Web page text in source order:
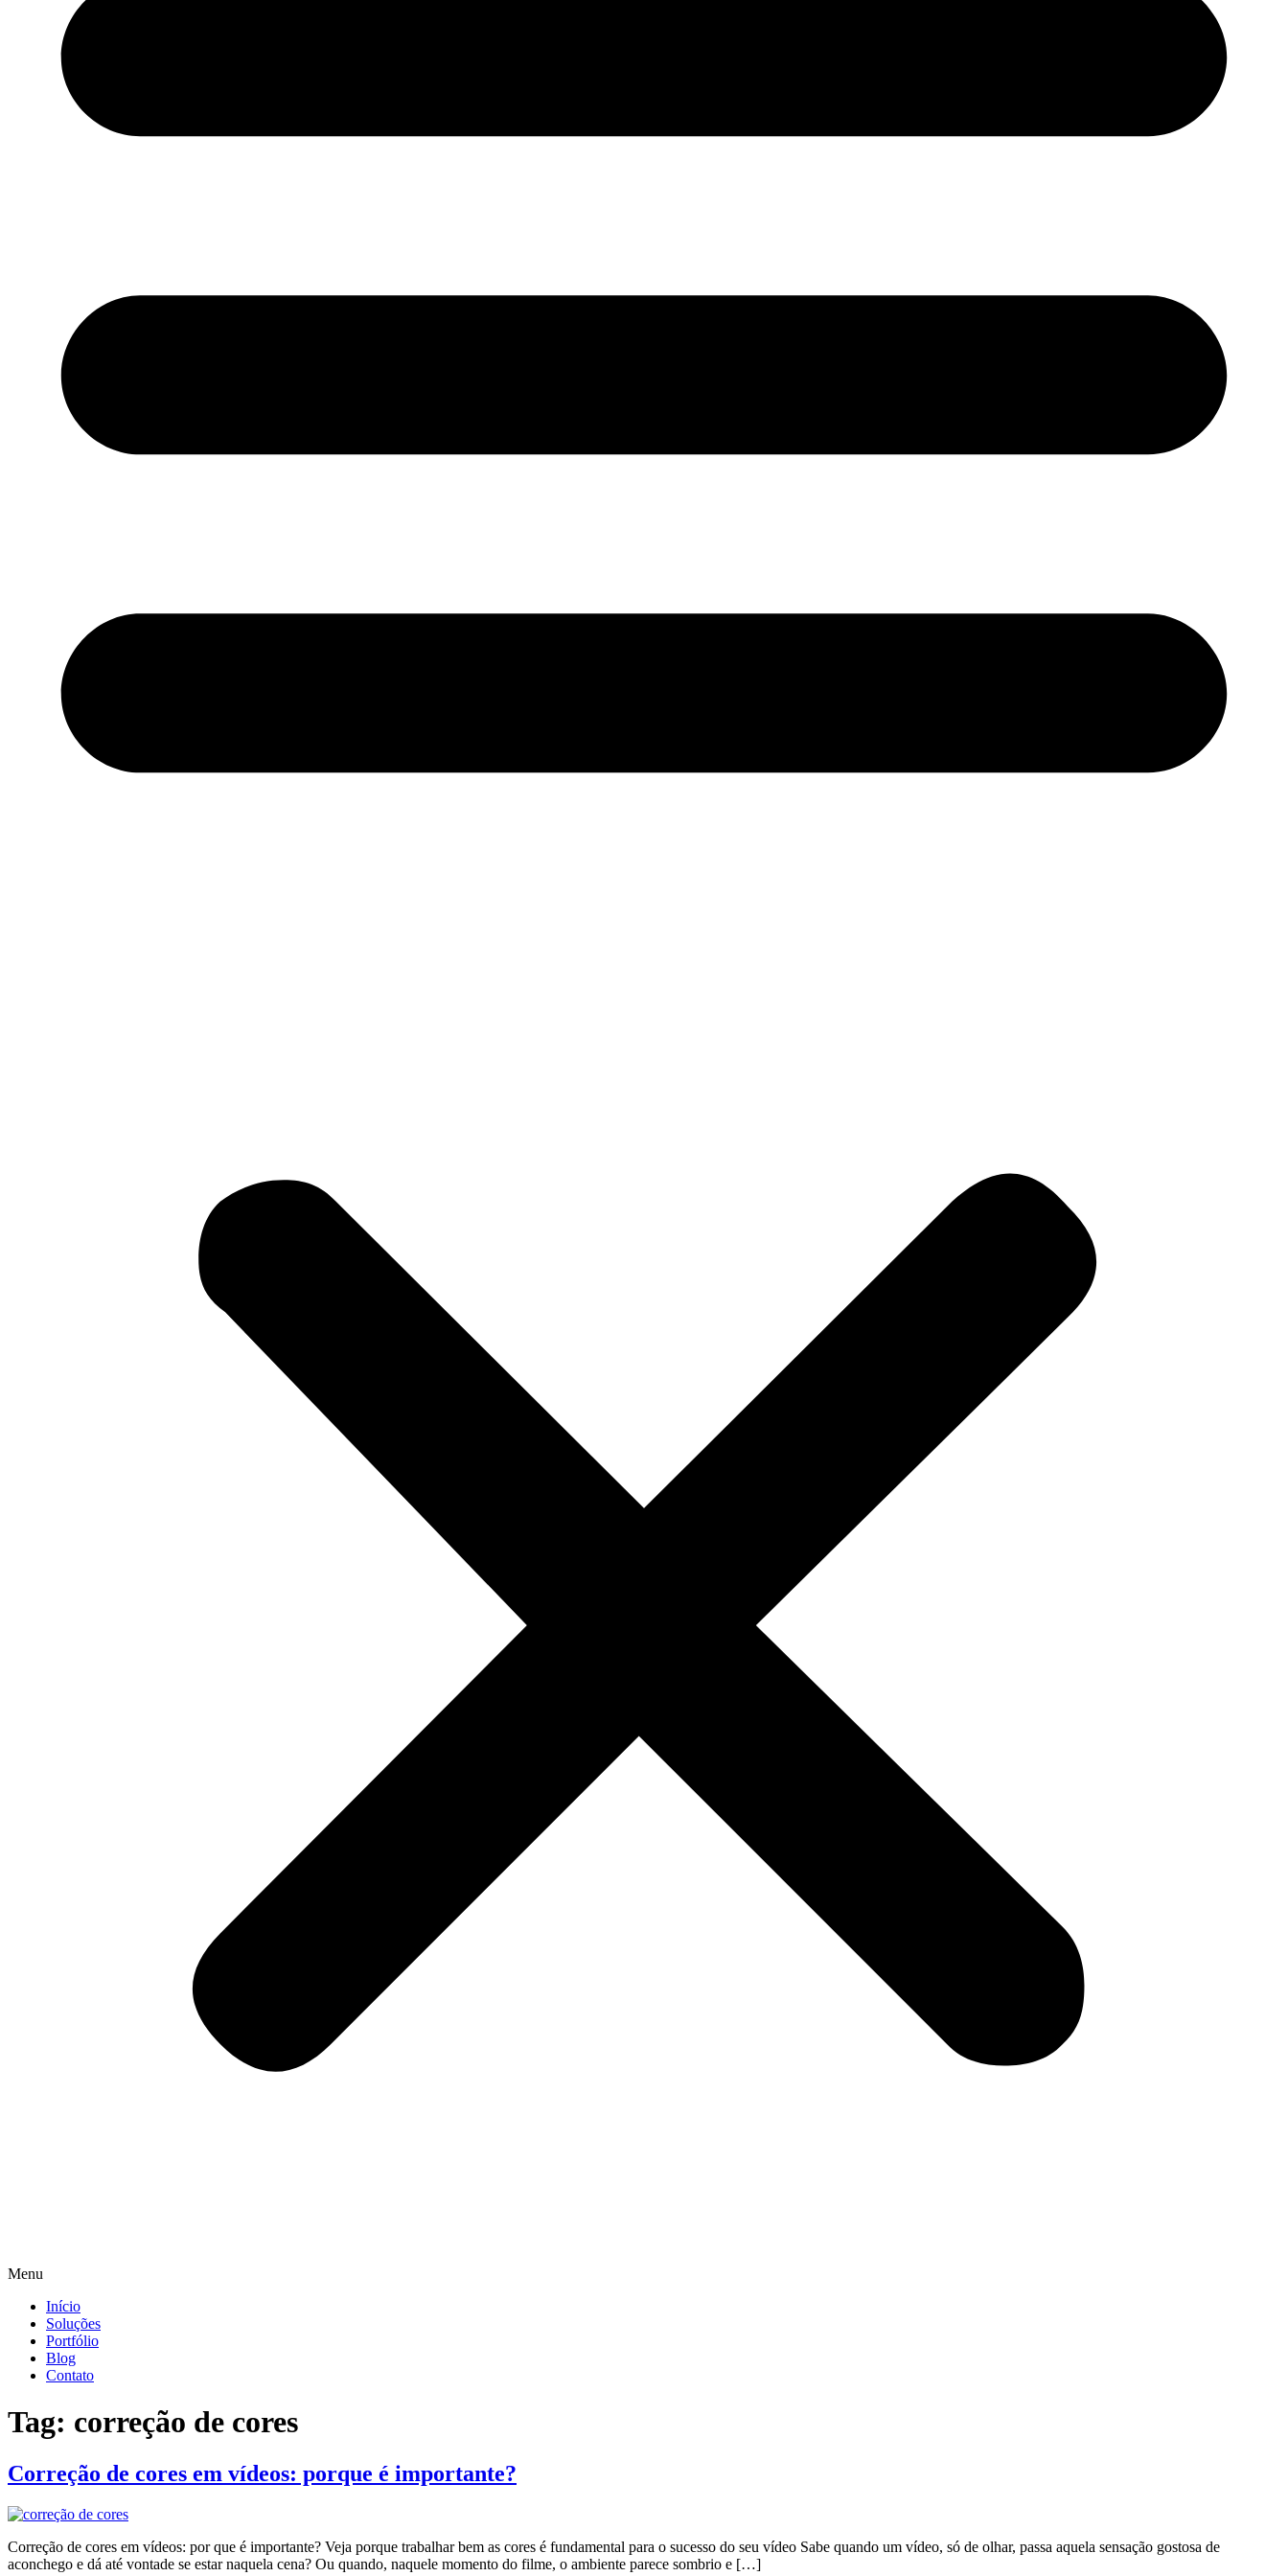
Menu
Início
Soluções
Portfólio
Blog
Contato
Tag: correção de cores
Correção de cores em vídeos: porque é importante?
Correção de cores em vídeos: por que é importante? Veja porque trabalhar bem as cores é fundamental para o sucesso do seu vídeo Sabe quando um vídeo, só de olhar, passa aquela sensação gostosa de
aconchego e dá até vontade se estar naquela cena? Ou quando, naquele momento do filme, o ambiente parece sombrio e […]